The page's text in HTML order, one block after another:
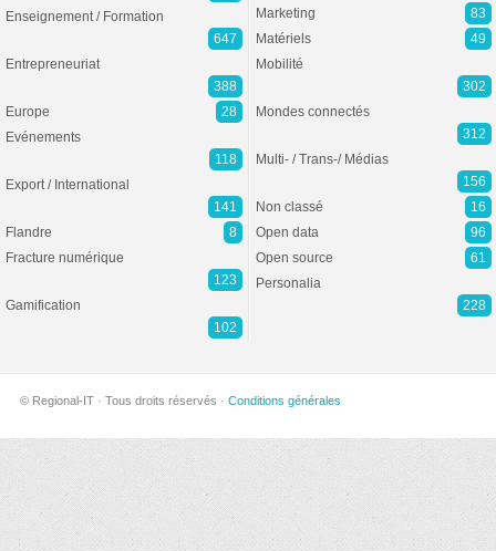
Enseignement / Formation
647
Entrepreneuriat
388
Europe
28
Evénements
118
Export / International
141
Flandre
8
Fracture numérique
123
Gamification
102
Marketing
83
Matériels
49
Mobilité
302
Mondes connectés
312
Multi- / Trans-/ Médias
156
Non classé
16
Open data
96
Open source
61
Personalia
228
© Regional-IT · Tous droits réservés · Conditions générales